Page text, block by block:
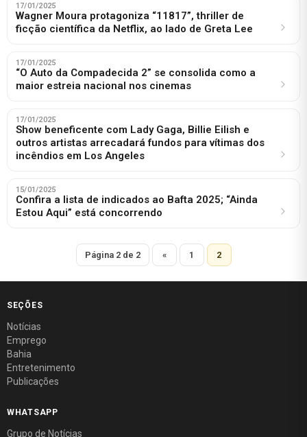
17/01/2025
Wagner Moura protagoniza “11817”, thriller de
ficção científica da Netflix, ao lado de Greta Lee
17/01/2025
“O Auto da Compadecida 2” se consolida como a
maior estreia nacional nos cinemas
17/01/2025
Show beneficente com Lady Gaga, Billie Eilish e
outros artistas arrecadará fundos para vítimas dos
incêndios em Los Angeles
15/01/2025
Confira a lista de indicados ao Bafta 2025; “Ainda
Estou Aqui” está concorrendo
Página 2 de 2 « 1 2
SEÇÕES
Notícias
Emprego
Bahia
Entretenimento
Publicações
WHATSAPP
Grupo de Notícias